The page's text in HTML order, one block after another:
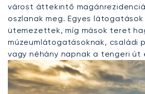
várost áttekintő
oszlanak meg. Egyes látogatások
ütemezettek, míg mások teret
múzeumlátogatásoknak, családi
vagy néhány napnak a tengeri út